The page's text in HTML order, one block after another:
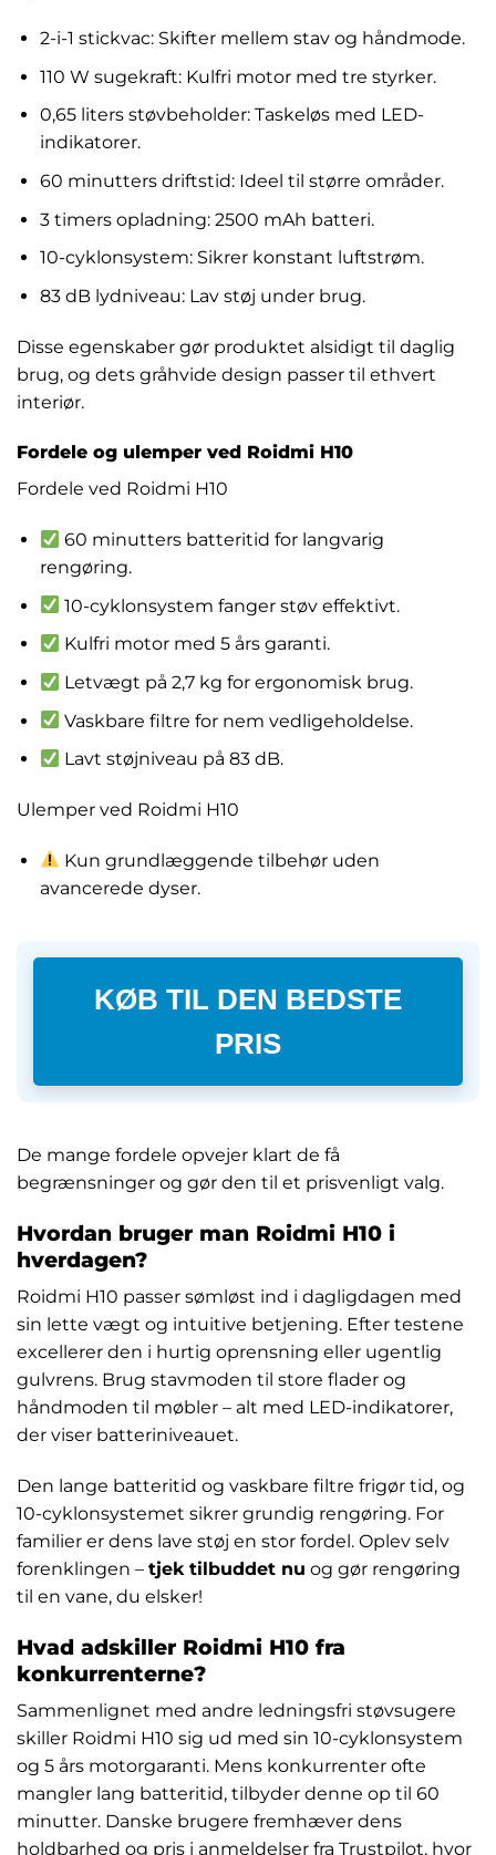
2-i-1 stickvac: Skifter mellem stav og håndmode.
110 W sugekraft: Kulfri motor med tre styrker.
0,65 liters støvbeholder: Taskeløs med LED-
indikatorer.
60 minutters driftstid: Ideel til større områder.
3 timers opladning: 2500 mAh batteri.
10-cyklonsystem: Sikrer konstant luftstrøm.
83 dB lydniveau: Lav støj under brug.
Disse egenskaber gør produktet alsidigt til daglig
brug, og dets gråhvide design passer til ethvert
interiør.
Fordele og ulemper ved Roidmi H10
Fordele ved Roidmi H10
60 minutters batteritid for langvarig
rengøring.
10-cyklonsystem fanger støv effektivt.
Kulfri motor med 5 års garanti.
Letvægt på 2,7 kg for ergonomisk brug.
Vaskbare filtre for nem vedligeholdelse.
Lavt støjniveau på 83 dB.
Ulemper ved Roidmi H10
Kun grundlæggende tilbehør uden
avancerede dyser.
KØB TIL DEN BEDSTE
PRIS
De mange fordele opvejer klart de få
begrænsninger og gør den til et prisvenligt valg.
Hvordan bruger man Roidmi H10 i
hverdagen?
Roidmi H10 passer sømløst ind i dagligdagen med
sin lette vægt og intuitive betjening. Efter testene
excellerer den i hurtig oprensning eller ugentlig
gulvrens. Brug stavmoden til store flader og
håndmoden til møbler – alt med LED-indikatorer,
der viser batteriniveauet.
Den lange batteritid og vaskbare filtre frigør tid, og
10-cyklonsystemet sikrer grundig rengøring. For
familier er dens lave støj en stor fordel. Oplev selv
forenklingen – tjek tilbuddet nu og gør rengøring
til en vane, du elsker!
Hvad adskiller Roidmi H10 fra
konkurrenterne?
Sammenlignet med andre ledningsfri støvsugere
skiller Roidmi H10 sig ud med sin 10-cyklonsystem
og 5 års motorgaranti. Mens konkurrenter ofte
mangler lang batteritid, tilbyder denne op til 60
minutter. Danske brugere fremhæver dens
holdbarhed og pris i anmeldelser fra Trustpilot, hvor